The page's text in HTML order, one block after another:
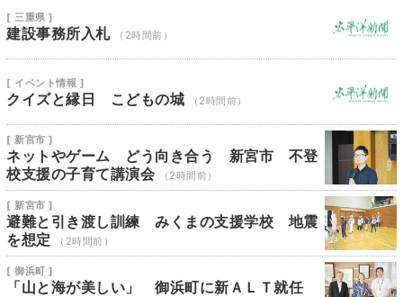
[ 三重県 ]
建設事務所入札 （2時間前）
[ イベント情報 ]
クイズと縁日 こどもの城 （2時間前）
[ 新宮市 ]
ネットやゲーム どう向き合う 新宮市 不登
校支援の子育て講演会
（2時間前）
[ 新宮市 ]
避難と引き渡し訓練 みくまの支援学校 地震
を想定
（2時間前）
[ 御浜町 ]
「山と海が美しい」 御浜町に新ＡＬＴ就任